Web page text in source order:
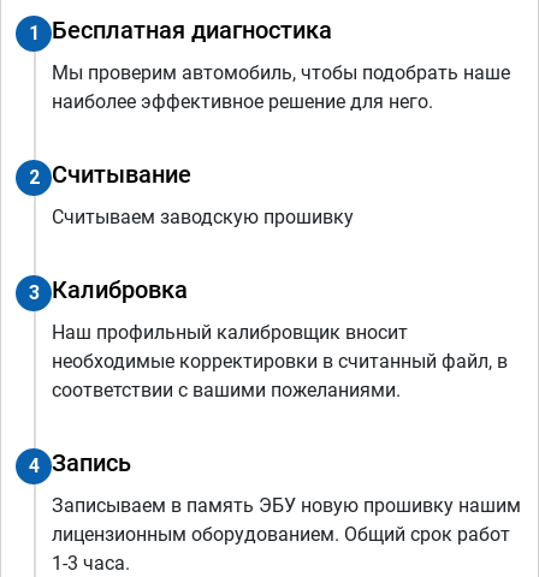
1 Бесплатная диагностика
Мы проверим автомобиль, чтобы подобрать наше
наиболее эффективное решение для него.
2 Считывание
Считываем заводскую прошивку
3 Калибровка
Наш профильный калибровщик вносит
необходимые корректировки в считанный файл, в
соответствии с вашими пожеланиями.
4 Запись
Записываем в память ЭБУ новую прошивку нашим
лицензионным оборудованием. Общий срок работ
1-3 часа.